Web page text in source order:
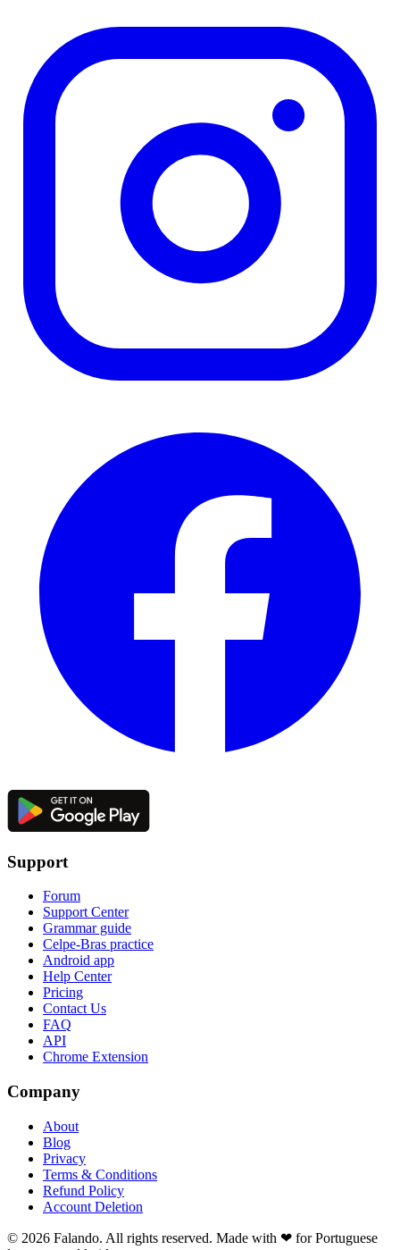
Support
Forum
Support Center
Grammar guide
Celpe-Bras practice
Android app
Help Center
Pricing
Contact Us
FAQ
API
Chrome Extension
Company
About
Blog
Privacy
Terms & Conditions
Refund Policy
Account Deletion
© 2026 Falando. All rights reserved. Made with ❤ for Portuguese